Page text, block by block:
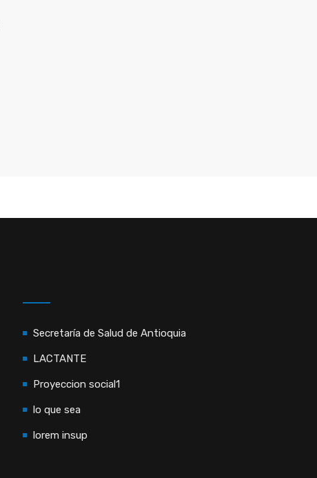
Secretaría de Salud de Antioquia
LACTANTE
Proyeccion social1
lo que sea
lorem insup